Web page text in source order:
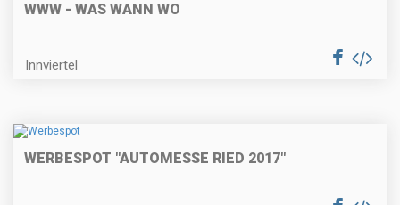
WWW - WAS WANN WO
Innviertel
WERBESPOT "AUTOMESSE RIED 2017"